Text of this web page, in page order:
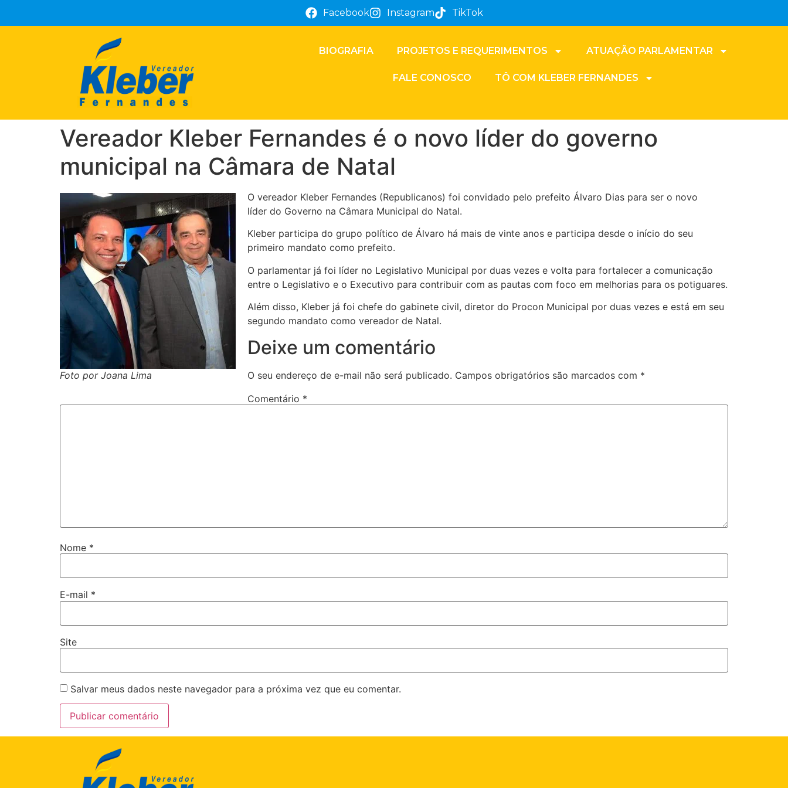
Facebook Instagram TikTok
BIOGRAFIA PROJETOS E REQUERIMENTOS ATUAÇÃO PARLAMENTAR
FALE CONOSCO TÔ COM KLEBER FERNANDES
Vereador Kleber Fernandes é o novo líder do governo
municipal na Câmara de Natal
Foto por Joana Lima
O vereador Kleber Fernandes (Republicanos) foi convidado pelo prefeito Álvaro Dias para ser o novo
líder do Governo na Câmara Municipal do Natal.
Kleber participa do grupo político de Álvaro há mais de vinte anos e participa desde o início do seu
primeiro mandato como prefeito.
O parlamentar já foi líder no Legislativo Municipal por duas vezes e volta para fortalecer a comunicação
entre o Legislativo e o Executivo para contribuir com as pautas com foco em melhorias para os potiguares.
Além disso, Kleber já foi chefe do gabinete civil, diretor do Procon Municipal por duas vezes e está em seu
segundo mandato como vereador de Natal.
Deixe um comentário
O seu endereço de e-mail não será publicado. Campos obrigatórios são marcados com *
Comentário *
Nome *
E-mail *
Site
Salvar meus dados neste navegador para a próxima vez que eu comentar.